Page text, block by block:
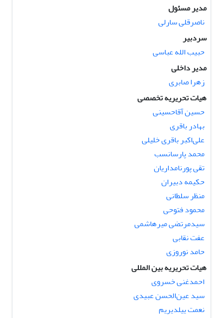
مدیر مسئول
ناصرقلی سارلی
سردبیر
حبیب الله عباسی
مدیر داخلی
زهرا صابری
هیات تحریریه تخصصی
حسین آقاحسینی
بهادر باقری
علی‌اکبر باقری خلیلی
محمد پارسانسب
تقی پورنامداریان
حکیمه دبیران
منظر سلطانی
محمود فتوحی
سیدمرتضی میرهاشمی
عفت نقابی
حامد نوروزی
هیات تحریریه بین المللی
احمدغنی خسروی
سید عین‌الحسن عبیدی
نعمت ییلدیریم